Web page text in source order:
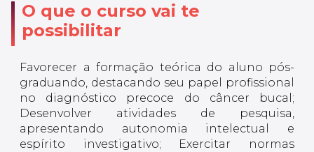
O que o curso vai te
possibilitar
Favorecer a formação teórica do aluno pós-
graduando, destacando seu papel profissional
no diagnóstico precoce do câncer bucal;
Desenvolver atividades de pesquisa,
apresentando autonomia intelectual e
espírito investigativo; Exercitar normas